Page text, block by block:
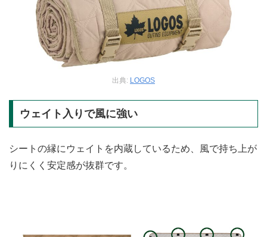
出典: LOGOS
ウェイト入りで風に強い
シートの縁にウェイトを内蔵しているため、風で持ち上が
りにくく安定感が抜群です。